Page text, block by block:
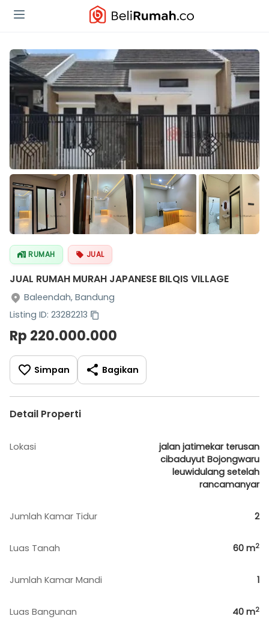
RUMAH JUAL
JUAL RUMAH MURAH JAPANESE BILQIS VILLAGE
Baleendah, Bandung
Listing ID: 23282213
Rp 220.000.000
Simpan Bagikan
Detail Properti
Lokasi
jalan jatimekar terusan
cibaduyut Bojongwaru
leuwidulang setelah
rancamanyar
Jumlah Kamar Tidur 2
Luas Tanah 60 m2
Jumlah Kamar Mandi 1
Luas Bangunan 40 m2